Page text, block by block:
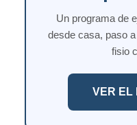
Un programa de
desde casa, paso
fisio
VER EL